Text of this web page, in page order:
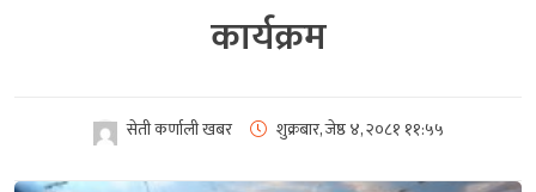
कार्यक्रम
सेती कर्णाली खबर शुक्रबार, जेष्ठ ४, २०८१ ११:५५